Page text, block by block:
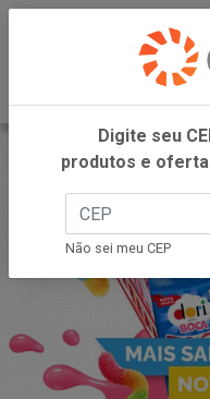
Digite seu
produtos e
Não sei meu CEP